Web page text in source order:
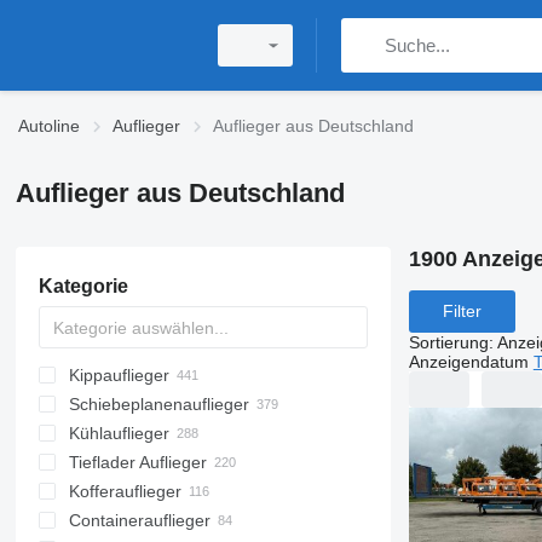
Autoline Auflieger Auflieger aus Deutschland
Auflieger aus Deutschland
Kategorie
Kippauflieger
Schiebeplanenauflieger
Kühlauflieger
Tieflader Auflieger
Kofferauflieger
Containerauflieger
1900
Filter
Sortierung:
Anzeigendatum